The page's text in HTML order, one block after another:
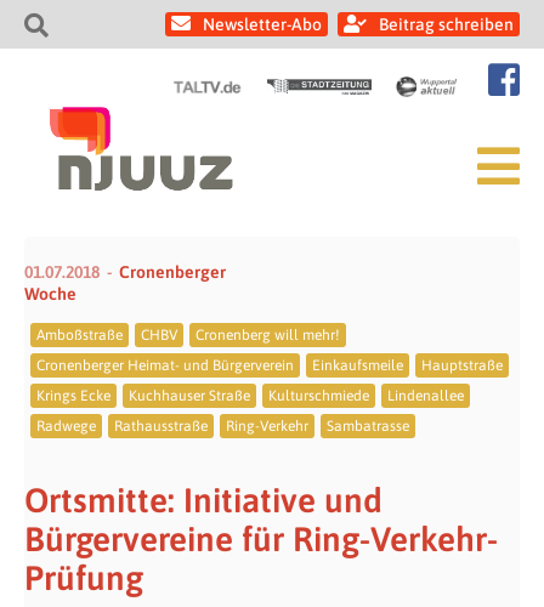
Newsletter-Abo Beitrag schreiben
01.07.2018
Cronenberger
Woche
Amboßstraße CHBV
Cronenberg will mehr!
Cronenberger Heimat- und Bürgerverein
Einkaufsmeile
Hauptstraße
Krings Ecke
Kuchhauser Straße Kulturschmiede
Lindenallee
Radwege
Rathausstraße Ring-Verkehr Sambatrasse
Ortsmitte: Initiative und
Bürgervereine für Ring-Verkehr-
Prüfung